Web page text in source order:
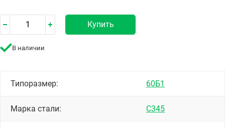
Купить
В наличии
Типоразмер: 60Б1
Марка стали: С345